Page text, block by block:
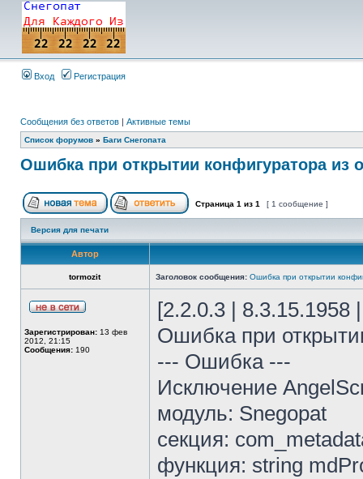
Вход Регистрация
Сообщения без ответов | Активные темы
Список форумов » Баги Снегопата
Ошибка при открытии конфигуратора из
Страница 1 из 1 [ 1 сообщение ]
Версия для печати
Автор
tormozit Заголовок сообщения: Ошибка при открытии
Зарегистрирован: 13 фев
2012, 21:15
Сообщения: 190
[2.2.0.3 | 8.3.15.1958
Ошибка при
--- Ошибка ---
Исключение
модуль: Snegopat
секция:
функция: string